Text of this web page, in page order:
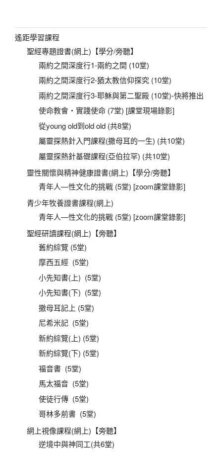
遙距學習課程
聖經專題證書(網上)【學分/旁聽】
兩約之間深度行1-兩約之間 (10堂)
兩約之間深度行2-猶太教信仰探究 (10堂)
兩約之間深度行3-耶穌與第二聖殿 (10堂)-快將推出
使命教會‧實踐使命 (7堂) [課堂現場錄影]
從young old到old old (共8堂)
屬靈探熱針入門課程(撒母耳的一生) (共10堂)
屬靈探熱針基礎課程(亞伯拉罕) (共10堂)
靈性關懷與精神健康證書(網上)【學分/旁聽】
青年人—性文化的挑戰 (5堂) [zoom課堂錄影]
青少年牧養證書課程(網上)
青年人—性文化的挑戰 (5堂) [zoom課堂錄影]
聖經研讀課程(網上)【旁聽】
舊約綜覽 (5堂)
摩西五經 (5堂)
小先知書(上) (5堂)
小先知書(下) (5堂)
撒母耳記上 (5堂)
尼希米記 (5堂)
新約綜覽(上) (5堂)
新約綜覽(下) (5堂)
福音書 (5堂)
馬太福音 (5堂)
使徒行傳 (5堂)
哥林多前書 (5堂)
網上視像課程(網上)【旁聽】
逆境中與神同工(共6堂)